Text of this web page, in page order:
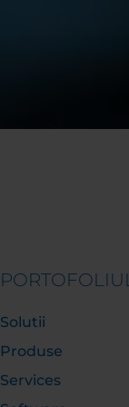
PORTOFOLIUL
Solutii
Produse
Services